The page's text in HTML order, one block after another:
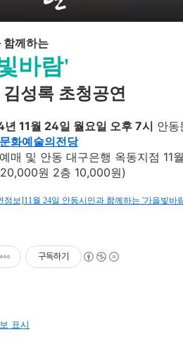
함께하는
바람'
성록 초청공연
11월 24일 월요일 오후 7시 안동
화예술의전당
매 및 안동 대구은행 옥동지점 11
원 2층 10,000원)
정보]11월 24일 안동시민과 함께하는 '가을빛바
구독하기
표시